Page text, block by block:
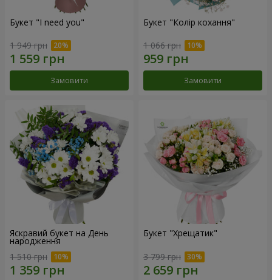
Букет "I need you"
1 949 грн
Замовити
Букет "Колір кохання"
1 066 грн
Замовити
Яскравий букет на День
народження
1 510 грн
Букет "Хрещатик"
3 799 грн